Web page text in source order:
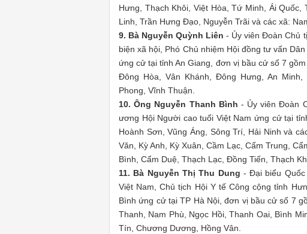
Hưng, Thạch Khôi, Việt Hòa, Tứ Minh, Ái
Linh, Trần Hưng Đạo, Nguyễn Trãi và các xã:
9. Bà Nguyễn Quỳnh Liên- Ủy viên Đoàn Chủ
biện xã hội, Phó Chủ nhiệm Hội đồng tư vấn
ứng cử tại tỉnh An Giang, đơn vị bầu cử số 7
Đông Hòa, Vân Khánh, Đông Hưng, An
Phong, Vĩnh Thuận.
10. Ông Nguyễn Thanh Bình - Ủy viên Đoàn
ương Hội Người cao tuổi Việt Nam ứng cử tại
Hoành Sơn, Vũng Áng, Sông Trí, Hải Ninh và
Văn, Kỳ Anh, Kỳ Xuân, Cầm Lạc, Cẩm Trung,
Bình, Cẩm Duệ, Thạch Lạc, Đồng Tiến, Thạch
11. Bà Nguyễn Thị Thu Dung - Đại biểu Quốc
Việt Nam, Chủ tịch Hội Y tế Công cộng tỉnh
Bình ứng cử tại TP Hà Nội, đơn vị bầu cử số 7
Thanh, Nam Phù, Ngọc Hồi, Thanh Oai, Bình
Tín, Chương Dương, Hồng Vân.